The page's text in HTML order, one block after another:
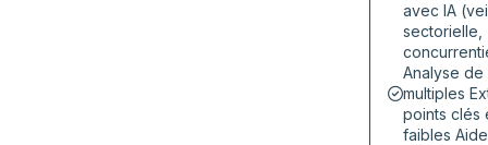
avec IA
sectorielle,
Analyse
multiples
points clés
faibles